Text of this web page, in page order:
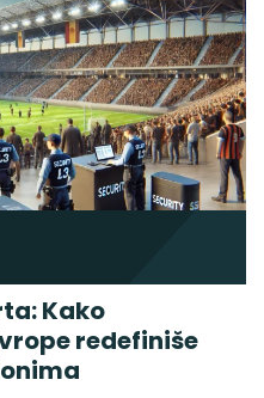
Kako
redefiniše